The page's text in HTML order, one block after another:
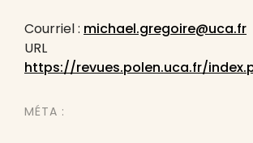
Courriel : michael.gregoire@uca.fr
https://revues.polen.uca.fr/
MÉTA :